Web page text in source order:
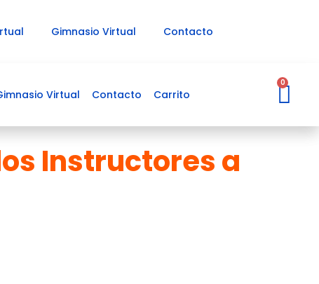
Gimnasio Virtual Contacto
Virtual Contacto Carrito
0
Instructores a